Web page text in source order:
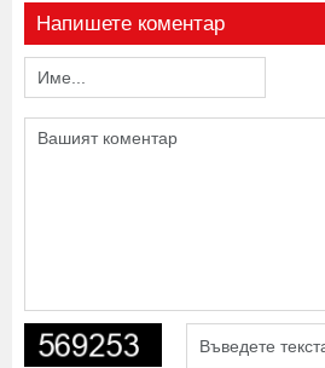
Напишете коментар